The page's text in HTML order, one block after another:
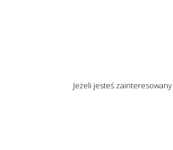
Jeżeli jesteś